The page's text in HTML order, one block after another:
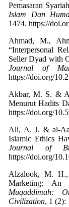
Pemasaran
Islam Dan
1474. https://
Ahmad, M.,
“Interpersonal
Seller Dyad with
Journal of
https://doi.org/
Akbar, M. S. &
Menurut Hadits
https://doi.org/
Ali, A. J. & al-
Islamic Ethics
Journal of
https://doi.org/
Alzalook, M.
Marketing: An
Muqaddimah:
Civilization, 1